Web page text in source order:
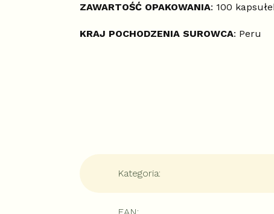
ZAWARTOŚĆ OPAKOWANIA: 100
KRAJ POCHODZENIA SUROWCA: Peru
Kategoria: